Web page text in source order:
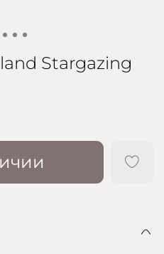
Stargazing